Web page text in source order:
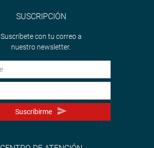
SUSCRIPCIÓN
Suscríbete con tu correo a
nuestro newsletter.
Suscribirme